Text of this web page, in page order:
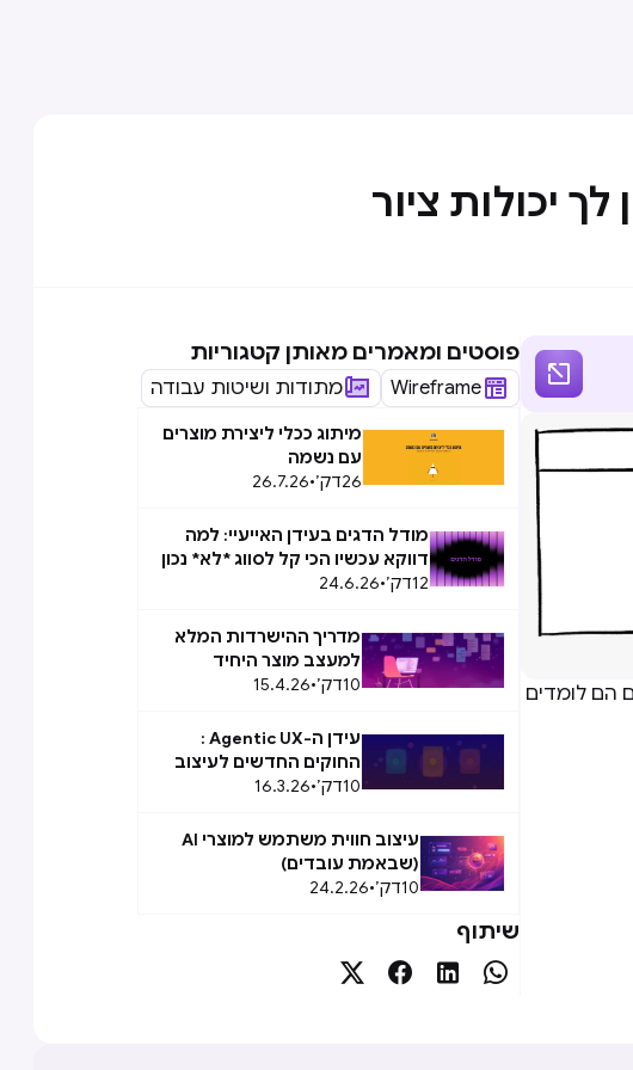
לך יכולות ציור

הם לומדים
פוסטים ומאמרים מאותן קטגוריות
Wireframe מתודות ושיטות עבודה
מיתוג ככלי ליצירת מוצרים
עם נשמה
26דק׳•
26.7.26
מודל הדגים בעידן האייעיי: למה
דווקא עכשיו הכי קל לסווג *לא* נכון
12דק׳•
24.6.26
מדריך ההישרדות המלא
למעצב מוצר היחיד
בהייטק
10דק׳•
15.4.26
עידן ה-Agentic UX :
החוקים החדשים לעיצוב
Agent Experience (AX)
10דק׳•
16.3.26
עיצוב חווית משתמש למוצרי AI
(שבאמת עובדים)
10דק׳•
24.2.26
שיתוף



